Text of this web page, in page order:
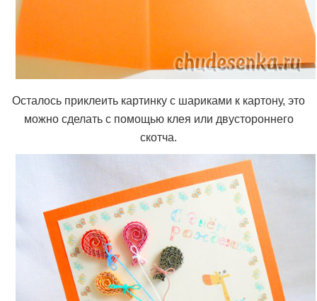
Осталось приклеить картинку с шариками к картону, это
можно сделать с помощью клея или двустороннего
скотча.